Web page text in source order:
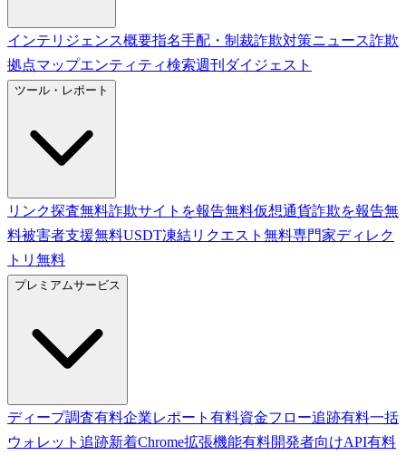
インテリジェンス概要指名手配・制裁詐欺対策ニュース詐欺
拠点マップエンティティ検索週刊ダイジェスト
ツール・レポート
リンク探査無料詐欺サイトを報告無料仮想通貨詐欺を報告無
料被害者支援無料USDT凍結リクエスト 無料専門家ディレク
トリ 無料
プレミアムサービス
ディープ調査有料企業レポート 有料資金フロー追跡有料一括
ウォレット追跡新着Chrome拡張機能有料開発者向けAPI有料